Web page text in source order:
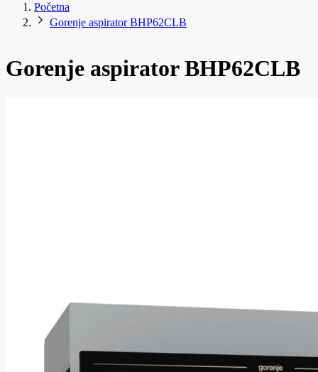
Početna
Gorenje aspirator BHP62CLB
Gorenje aspirator BHP62CLB